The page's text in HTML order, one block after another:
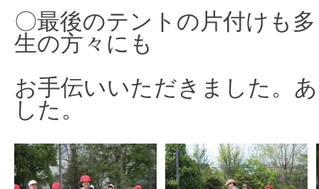
〇最後のテントの片付けも
生の方々にも
お手伝いいただきました。
した。